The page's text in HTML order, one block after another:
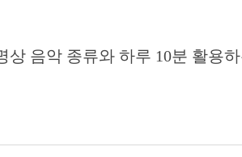
상 음악 종류와 하루 10분 활용